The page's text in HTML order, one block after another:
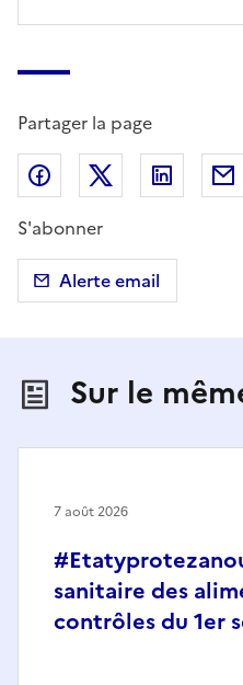
Partager la page
Partager sur Facebook
Partager sur
S'abonner
Alerte email
Sur le
sanitaire des
contrôles du 1er
7 août 2026